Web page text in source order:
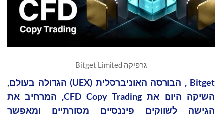
גרפיקה Bitget Limited
Bitget , הבורסה האוניברסלית (UEX) הגדולה בעולם,
השיקה היום את CFD Copy Trading, המרחיב את
הגישה לשווקים פיננסיים מסורתיים ומאפשר